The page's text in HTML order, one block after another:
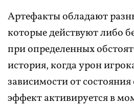
Артефакты обладают
которые действуют либо
при определенных
история, когда урон
зависимости от
эффект активируется в